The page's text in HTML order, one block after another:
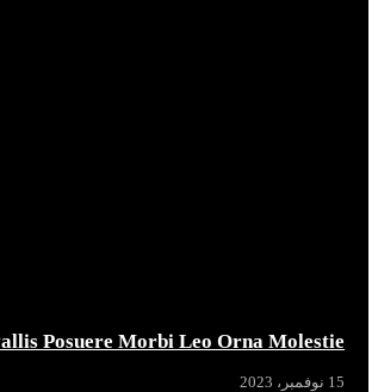
Posuere Morbi Leo Orna Molestie
15 نوفمبر، 2023